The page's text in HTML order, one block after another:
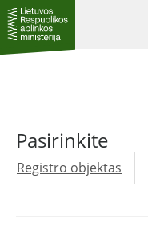
Pasirinkite
Registro objektas